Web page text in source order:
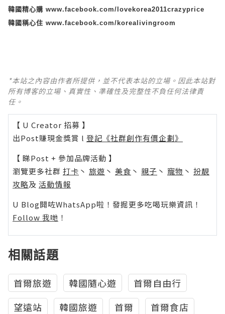
韓國精心購 www.facebook.com/lovekorea2011crazyprice
韓國稱心住 www.facebook.com/korealivingroom
*本站之內容由作者所提供，並不代表本站的立場。因此本站對
所有博客的立場、真實性、準確性及完整性不負任何法律責
任。
【 U Creator 招募 】
出Post賺現金獎賞 l 登記《社群創作有價企劃》
【 睇Post + 參加品牌活動 】
瀏覽更多社群 打卡 丶 旅遊 丶 美食 丶 親子 丶 寵物 丶 扮靚
攻略及 活動情報
U Blog開咗WhatsApp啦！發掘更多吃喝玩樂資訊！
Follow 我哋 ！
相關話題
首爾旅遊 韓國隨心遊
首爾自由行
望遠站
韓國旅遊 首爾
首爾食店